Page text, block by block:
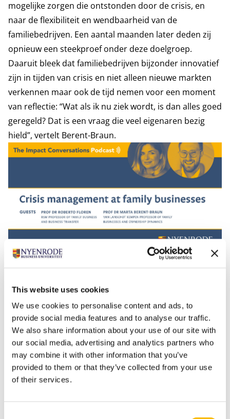
This website uses cookies
We use cookies to personalise content and ads, to
provide social media features and to analyse our traffic.
We also share information about your use of our site with
our social media, advertising and analytics partners who
may combine it with other information that you’ve
provided to them or that they’ve collected from your use
of their services.
mogelijke zorgen die ontstonden door de crisis, en
naar de flexibiliteit en wendbaarheid van de
familiebedrijven. Een aantal maanden later deden zij
opnieuw een steekproef onder deze doelgroep.
Daaruit bleek dat familiebedrijven bijzonder innovatief
zijn in tijden van crisis en niet alleen nieuwe markten
verkennen maar ook de tijd nemen voor een moment
van reflectie: “Wat als ik nu ziek wordt, is dan alles goed
geregeld? Dat is een vraag die veel eigenaren bezig
hield”, vertelt Berent-Braun.
je de verhalen van onze docenten en hoogleraren
en hun onderzoek ontdekt. Met hosts Bregje
Spijkerman en Jan Anne Amelink duik je verder in
praktische oplossingen voor maatschappelijke
uitdagingen.
Ben je nieuwsgierig?The Impact Conversationszijn
vanaf nu te beluisteren op bekende podcast